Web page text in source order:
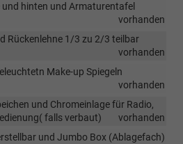
hinten und Armaturentafel
vorhanden
Rückenlehne 1/3 zu 2/3 teilbar
vorhanden
Make-up Spiegeln
vorhanden
und Chromeinlage für Radio,
falls verbaut)
vorhanden
und Jumbo Box (Ablagefach)